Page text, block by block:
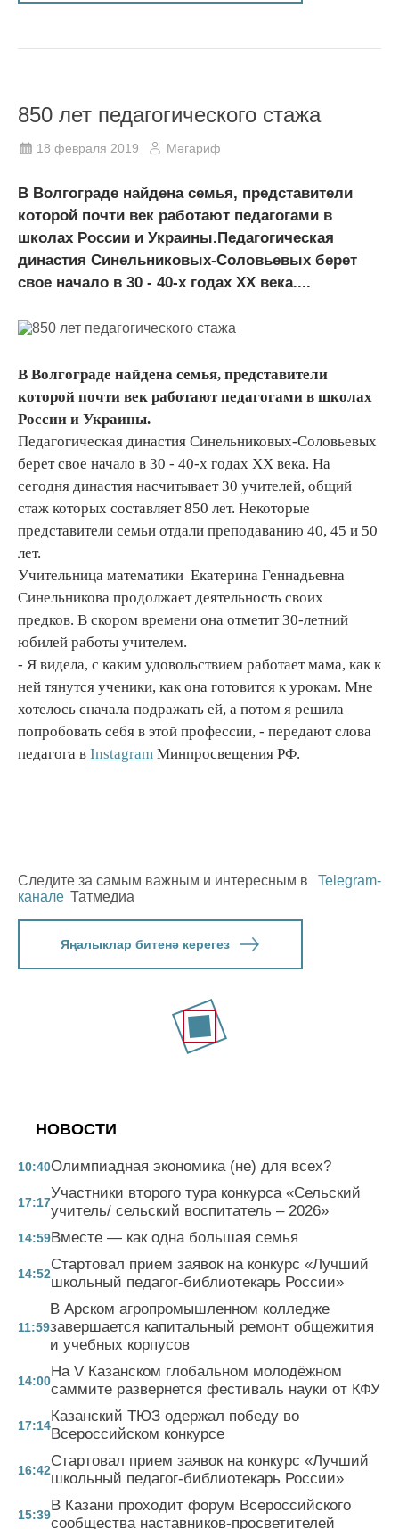
850 лет педагогического стажа
18 февраля 2019 Мәгариф
В Волгограде найдена семья, представители
которой почти век работают педагогами в
школах России и Украины.Педагогическая
династия Синельниковых-Соловьевых берет
свое начало в 30 - 40-х годах ХХ века....
В Волгограде найдена семья, представители
которой почти век работают педагогами в школах
России и Украины.
Педагогическая династия Синельниковых-Соловьевых
берет свое начало в 30 - 40-х годах ХХ века. На
сегодня династия насчитывает 30 учителей, общий
стаж которых составляет 850 лет. Некоторые
представители семьи отдали преподаванию 40, 45 и 50
лет.
Учительница математики Екатерина Геннадьевна
Синельникова продолжает деятельность своих
предков. В скором времени она отметит 30-летний
юбилей работы учителем.
- Я видела, с каким удовольствием работает мама, как к
ней тянутся ученики, как она готовится к урокам. Мне
хотелось сначала подражать ей, а потом я решила
попробовать себя в этой профессии, - передают слова
педагога в Instagram Минпросвещения РФ.
Следите за самым важным и интересным в
Telegram-
канале Татмедиа
Яңалыклар битенә керегез
НОВОСТИ
10:40Олимпиадная экономика (не) для всех?
17:17
Участники второго тура конкурса «Сельский
учитель/ сельский воспитатель – 2026»
14:59Вместе — как одна большая семья
14:52
Стартовал прием заявок на конкурс «Лучший
школьный педагог-библиотекарь России»
11:59
В Арском агропромышленном колледже
завершается капитальный ремонт общежития
и учебных корпусов
14:00
На V Казанском глобальном молодёжном
саммите развернется фестиваль науки от КФУ
17:14
Казанский ТЮЗ одержал победу во
Всероссийском конкурсе
16:42
Стартовал прием заявок на конкурс «Лучший
школьный педагог-библиотекарь России»
15:39
В Казани проходит форум Всероссийского
сообщества наставников-просветителей